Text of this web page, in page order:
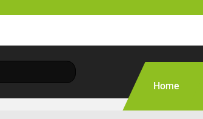
Home